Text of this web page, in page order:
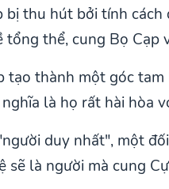
bị thu hút bởi tính
thể, cung Bọ Cạp
tạo thành một góc
là họ rất hài hòa
duy nhất", một
sẽ là người mà cung